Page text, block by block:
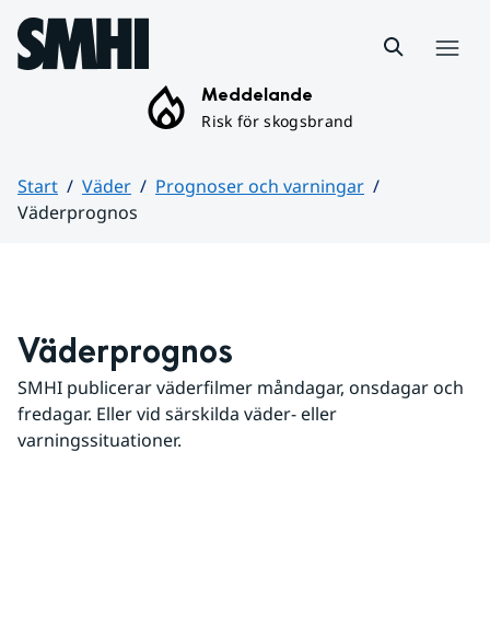
Hoppa till sidans innehåll
Meddelande
Risk för skogsbrand
Start Väder
Prognoser och varningar
Väderprognos
Väderprognos
SMHI publicerar väderfilmer måndagar, onsdagar och
fredagar. Eller vid särskilda väder- eller
varningssituationer.